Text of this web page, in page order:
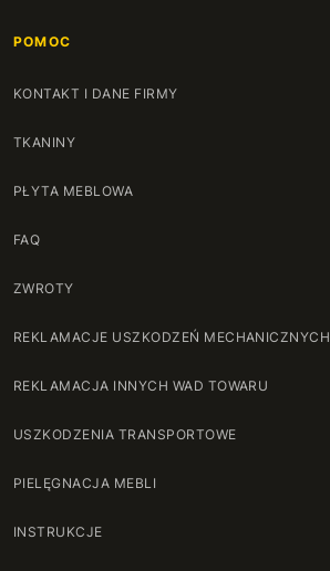
POMOC
KONTAKT I DANE FIRMY
TKANINY
PŁYTA MEBLOWA
FAQ
ZWROTY
REKLAMACJE USZKODZEŃ MECHANICZNYCH
REKLAMACJA INNYCH WAD TOWARU
USZKODZENIA TRANSPORTOWE
PIELĘGNACJA MEBLI
INSTRUKCJE